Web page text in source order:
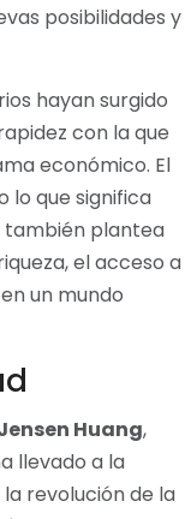
posibilidades y
hayan surgido
con la que
económico. El
lo que significa
también plantea
el acceso a
un mundo
Huang,
llevado a la
revolución de la